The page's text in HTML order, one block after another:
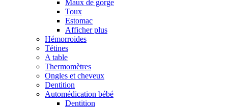
Maux de gorge
Toux
Estomac
Afficher plus
Hémorroides
Tétines
A table
Thermomètres
Ongles et cheveux
Dentition
Automédication bébé
Dentition